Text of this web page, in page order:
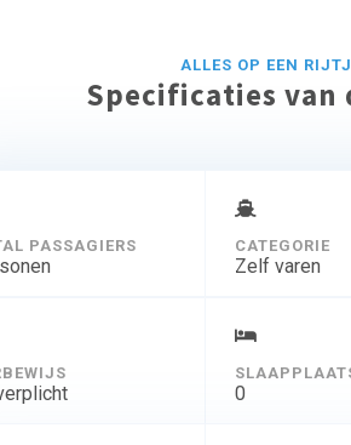
ALLES OP EEN
Specificaties van
PASSAGIERS CATEGORIE
Zelf varen
0